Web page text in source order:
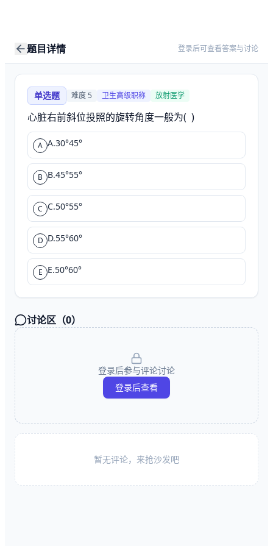
题目详情 登录后可查看答案与讨论
单选题 难度5 卫生高级职称 放射医学
心脏右前斜位投照的旋转角度一般为(  )
A A.30°45°
B B.45°55°
C C.50°55°
D D.55°60°
E E.50°60°
讨论区（0）
登录后参与评论讨论
登录后查看
暂无评论，来抢沙发吧